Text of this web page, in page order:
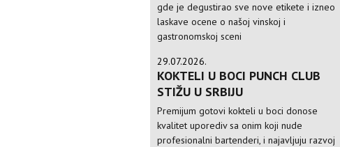
gde je degustirao sve nove etikete i izneo
laskave ocene o našoj vinskoj i
gastronomskoj sceni
29.07.2026.
KOKTELI U BOCI PUNCH CLUB
STIŽU U SRBIJU
Premijum gotovi kokteli u boci donose
kvalitet uporediv sa onim koji nude
profesionalni bartenderi, i najavljuju razvoj